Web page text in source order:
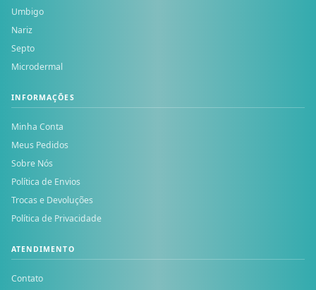
Umbigo
Nariz
Septo
Microdermal
INFORMAÇÕES
Minha Conta
Meus Pedidos
Sobre Nós
Política de Envios
Trocas e Devoluções
Política de Privacidade
ATENDIMENTO
Contato